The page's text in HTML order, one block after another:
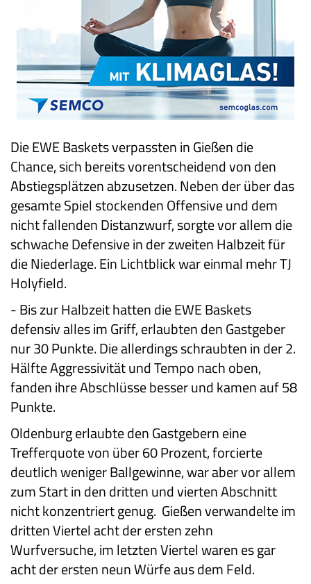
Die EWE Baskets verpassten in Gießen die
Chance, sich bereits vorentscheidend von den
Abstiegsplätzen abzusetzen. Neben der über das
gesamte Spiel stockenden Offensive und dem
nicht fallenden Distanzwurf, sorgte vor allem die
schwache Defensive in der zweiten Halbzeit für
die Niederlage. Ein Lichtblick war einmal mehr TJ
Holyfield.
-Bis zur Halbzeit hatten die EWE Baskets
defensiv alles im Griff, erlaubten den Gastgeber
nur 30 Punkte. Die allerdings schraubten in der 2.
Hälfte Aggressivität und Tempo nach oben,
fanden ihre Abschlüsse besser und kamen auf 58
Punkte.
Oldenburg erlaubte den Gastgebern eine
Trefferquote von über 60 Prozent, forcierte
deutlich weniger Ballgewinne, war aber vor allem
zum Start in den dritten und vierten Abschnitt
nicht konzentriert genug. Gießen verwandelte im
dritten Viertel acht der ersten zehn
Wurfversuche, im letzten Viertel waren es gar
acht der ersten neun Würfe aus dem Feld.